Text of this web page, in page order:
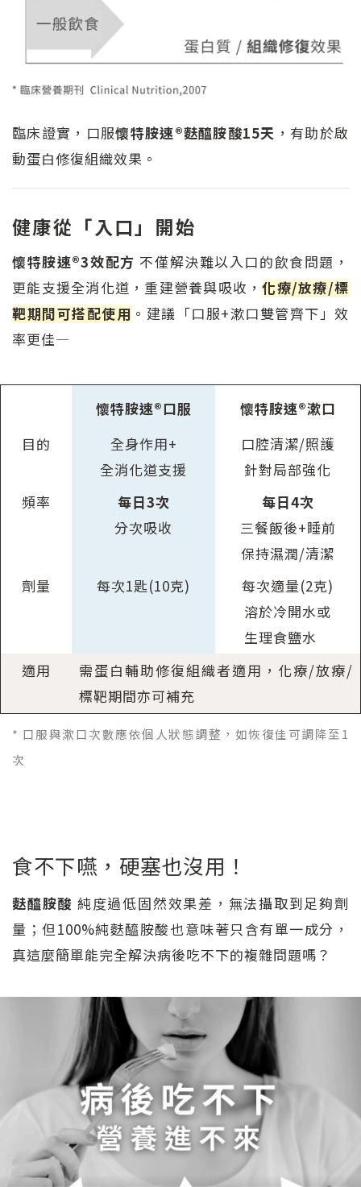
臨床證實，口服懷特胺速®麩醯胺酸15天 ，有助於啟
動蛋白修復組織效果。
健康從「入口」開始
懷特胺速®3效配方 不僅解決難以入口的飲食問題，
更能支援全消化道，重建營養與吸收，化療/放療/標
靶期間可搭配使用 。建議「口服+漱口雙管齊下」效
率更佳—
懷特胺速®口服
懷特胺速®漱口
目的
全身作用+
全消化道支援
口腔清潔/照護
針對局部強化
頻率
每日3次
分次吸收
每日4次
三餐飯後+睡前
保持濕潤/清潔
劑量
每次1匙(10克)
每次適量(2克)
溶於冷開水或
生理食鹽水
適用
需蛋白輔助修復組織者適用，化療/放療/
標靶期間亦可補充
* 口服與漱口次數應依個人狀態調整，如恢復佳可調降至1
次
食不下嚥，硬塞也沒用！
麩醯胺酸 純度過低固然效果差，無法攝取到足夠劑
量；但100%純麩醯胺酸也意味著只含有單一成分，
真這麼簡單能完全解決病後吃不下的複雜問題嗎？